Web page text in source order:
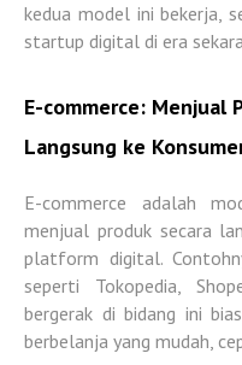
kedua model ini bekerja,
startup digital di era
E-commerce: Menjual
Langsung ke
E-commerce adalah
menjual produk secara
platform digital.
seperti Tokopedia,
bergerak di bidang ini
berbelanja yang mudah,